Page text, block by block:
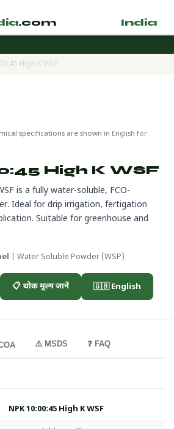
.com India
High K WSF
specifications are shown in English for
High K WSF
is a fully water-soluble, FCO-
Ideal for drip irrigation, fertigation
Suitable for greenhouse and
| Water Soluble Powder (WSP)
📋 थोक मूल्य जानें 🇬🇧 English
⚠️ MSDS ❓ FAQ
NPK 10:00:45 High K WSF